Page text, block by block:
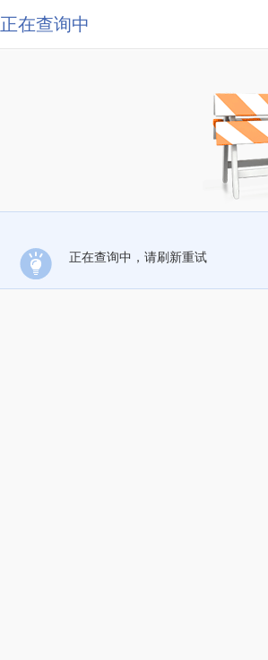
正在查询中
正在查询中，请刷新重试